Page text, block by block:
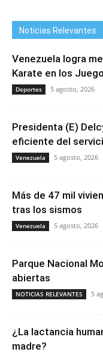
Noticias Relevantes
Venezuela logra
Karate en los
Deportes 5 agosto, 2026
Presidenta (E)
eficiente del
Venezuela 5 agosto, 2026
Más de 47 mil
tras los sismos
Venezuela 5 agosto, 2026
Parque Nacional
abiertas
NOTICIAS RELEVANTES 5
¿La lactancia
madre?